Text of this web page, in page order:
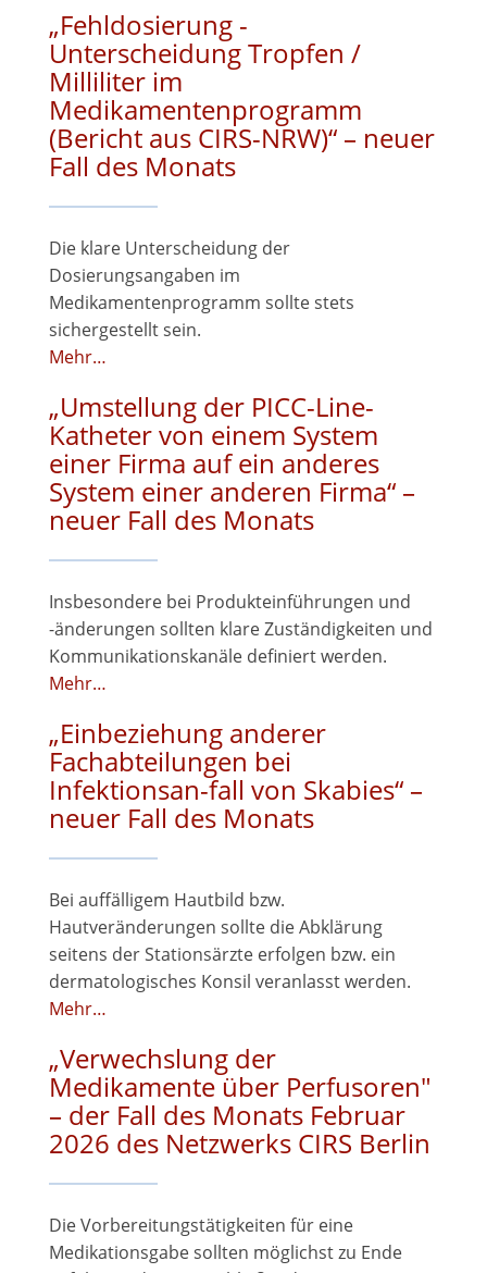
„Fehldosierung -
Unterscheidung Tropfen /
Milliliter im
Medikamentenprogramm
(Bericht aus CIRS-NRW)“ – neuer
Fall des Monats
Die klare Unterscheidung der
Dosierungsangaben im
Medikamentenprogramm sollte stets
sichergestellt sein.
Mehr…
„Umstellung der PICC-Line-
Katheter von einem System
einer Firma auf ein anderes
System einer anderen Firma“ –
neuer Fall des Monats
Insbesondere bei Produkteinführungen und
-änderungen sollten klare Zuständigkeiten und
Kommunikationskanäle definiert werden.
Mehr…
„Einbeziehung anderer
Fachabteilungen bei
Infektionsan-fall von Skabies“ –
neuer Fall des Monats
Bei auffälligem Hautbild bzw.
Hautveränderungen sollte die Abklärung
seitens der Stationsärzte erfolgen bzw. ein
dermatologisches Konsil veranlasst werden.
Mehr…
„Verwechslung der
Medikamente über Perfusoren"
– der Fall des Monats Februar
2026 des Netzwerks CIRS Berlin
Die Vorbereitungstätigkeiten für eine
Medikationsgabe sollten möglichst zu Ende